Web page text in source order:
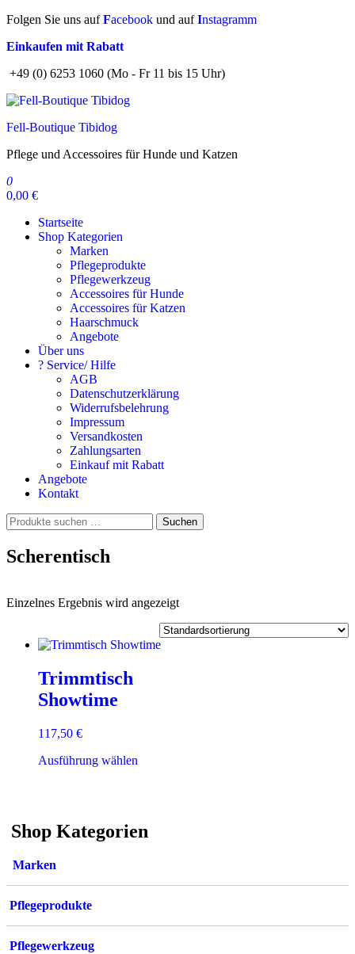
Zum
springen
Folgen Sie uns aufFacebook und aufInstagramm
Einkaufen mit Rabatt
+49 (0) 6253 1060 (Mo - Fr 11 bis 15 Uhr)
Fell-Boutique Tibidog
Pflege und Accessoires für Hunde und Katzen
0
0,00 €
Startseite
Shop Kategorien
Marken
Pflegeprodukte
Pflegewerkzeug
Accessoires für Hunde
Accessoires für Katzen
Haarschmuck
Angebote
Über uns
? Service/ Hilfe
AGB
Datenschutzerklärung
Widerrufsbelehrung
Impressum
Versandkosten
Zahlungsarten
Einkauf mit Rabatt
Angebote
Kontakt
Suchen
nach:
Suchen
Scherentisch
Einzelnes Ergebnis wird angezeigt
Trimmtisch
Showtime
117,50 €
Ausführung wählen
auf.
auf
gewählt
Shop Kategorien
Marken
Pflegeprodukte
Pflegewerkzeug